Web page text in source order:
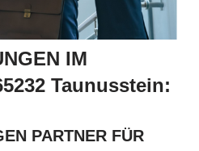
IM
Taunusstein:
PARTNER FÜR